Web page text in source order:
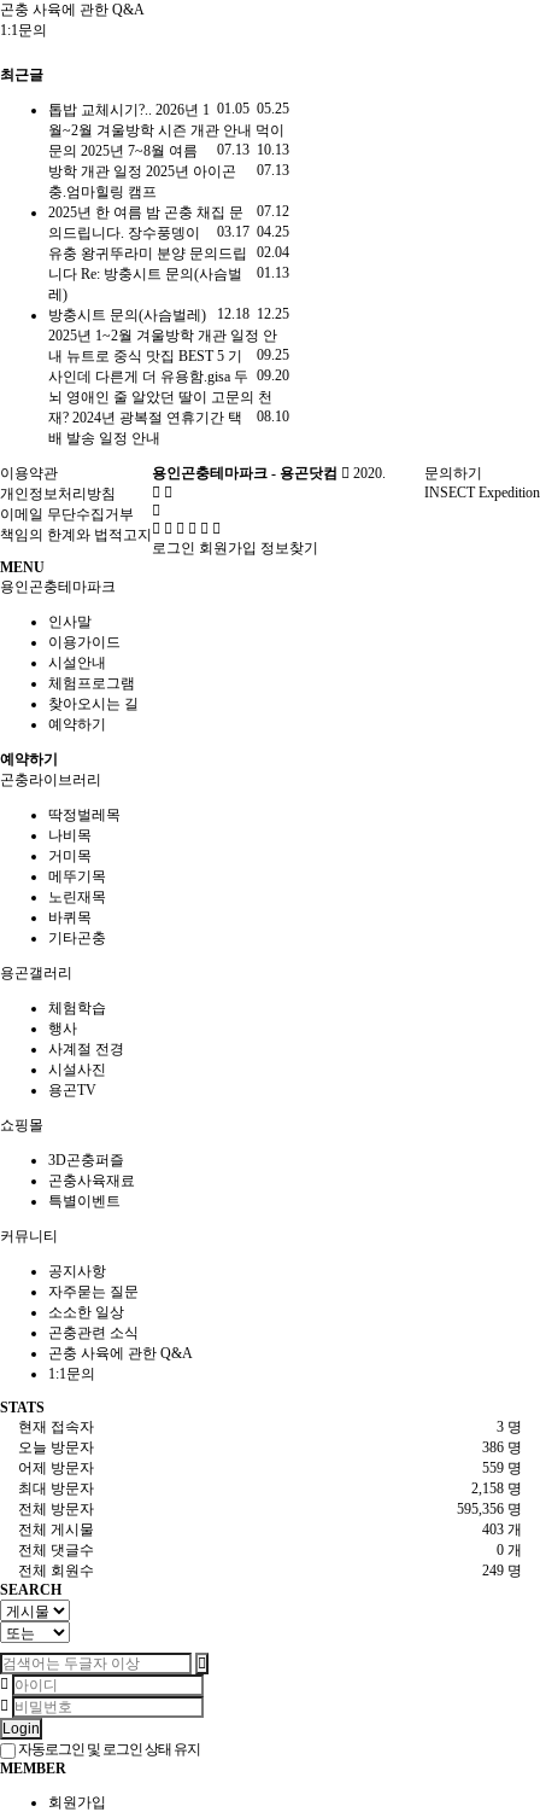
곤충 사육에 관한 Q&A
1:1문의
최근글
05.25
톱밥 교체시기?.. 01.05
2026년 1
월~2월 겨울방학 시즌 개관 안내
10.13
먹이
문의
07.13
2025년 7~8월 여름
방학 개관 일정
07.13
2025년 아이곤
충.엄마힐링 캠프
07.12
2025년 한 여름 밤 곤충 채집
04.25
문
의드립니다.
03.17
장수풍뎅이
유충
02.04
왕귀뚜라미 분양 문의드립
니다
01.13
Re: 방충시트 문의(사슴벌
레)
12.25
방충시트 문의(사슴벌레)
12.18
2025년 1~2월 겨울방학 개관 일정 안
내
09.25
뉴트로 중식 맛집 BEST 5 기
사인데 다른게 더 유용함.gisa
09.20
두
뇌 영애인 줄 알았던 딸이 고문의 천
재?
08.10
2024년 광복절 연휴기간 택
배 발송 일정 안내
이용약관
개인정보처리방침
이메일 무단수집거부
책임의 한계와 법적고지
문의하기
INSECT Expedition
용인곤충테마파크 - 용곤닷컴 2020.
로그인 회원가입 정보찾기
MENU
용인곤충테마파크
인사말
이용가이드
시설안내
체험프로그램
찾아오시는 길
예약하기
예약하기
곤충라이브러리
딱정벌레목
나비목
거미목
메뚜기목
노린재목
바퀴목
기타곤충
용곤갤러리
체험학습
행사
사계절 전경
시설사진
용곤TV
쇼핑몰
3D곤충퍼즐
곤충사육재료
특별이벤트
커뮤니티
공지사항
자주묻는 질문
소소한 일상
곤충관련 소식
곤충 사육에 관한 Q&A
1:1문의
STATS
3 명
현재 접속자
386 명
오늘 방문자
559 명
어제 방문자
2,158 명
최대 방문자
595,356 명
전체 방문자
403 개
전체 게시물
0 개
전체 댓글수
249 명
전체 회원수
SEARCH
Login
자동로그인 및 로그인 상태 유지
MEMBER
회원가입